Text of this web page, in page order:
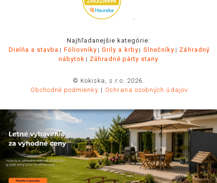
.
Najhľadanejšie kategórie:
Dielňa a stavba
Fóliovníky Grily a krby Slnečníky
Záhradný
nábytok
Záhradné párty stany
© Kokiska, s.r.o. 2026.
Obchodné podmienky
Ochrana osobných údajov